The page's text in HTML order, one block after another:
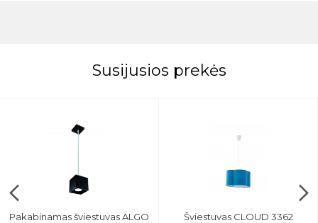
Susijusios prekės
Pakabinamas šviestuvas ALGO
Šviestuvas CLOUD 3362